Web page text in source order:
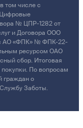
том числе с
№ ЦПР-1282 от
и Договора ООО
АО «ФПК» № ФПК-22-
ресурсом ОАО
сбор. Итоговая
По вопросам
граждан о
Заботы.